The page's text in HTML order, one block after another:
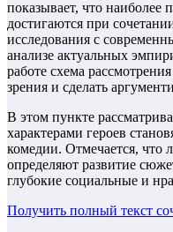
показывает, что наиболее
достигаются при
исследования с
анализе актуальных
работе схема
зрения и сделать
В этом пункте
характерами героев
комедии. Отмечается, что
определяют развитие
глубокие социальные и
Получить полный текст